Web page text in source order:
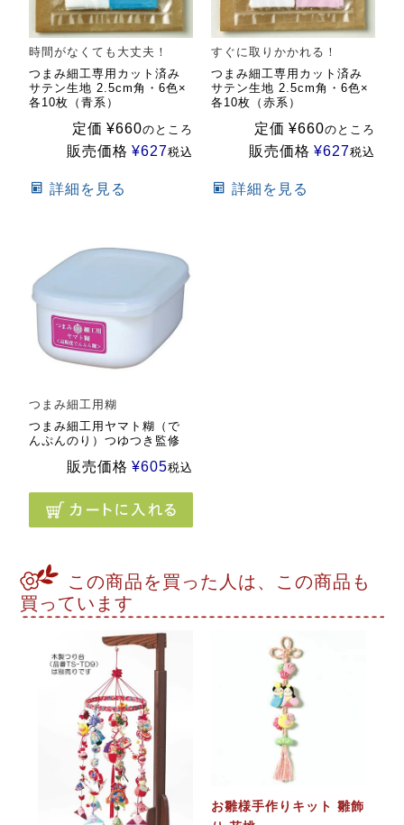
時間がなくても大丈夫！
つまみ細工専用カット済み
サテン生地 2.5cm角・6色×
各10枚（青系）
定価 ¥660のところ
販売価格 ¥627税込
詳細を見る
すぐに取りかかれる！
つまみ細工専用カット済み
サテン生地 2.5cm角・6色×
各10枚（赤系）
定価 ¥660のところ
販売価格 ¥627税込
詳細を見る
つまみ細工用糊
つまみ細工用ヤマト糊（で
んぷんのり）つゆつき監修
販売価格 ¥605税込
この商品を買った人は、この商品も
買っています
お雛様手作りキット 雛飾